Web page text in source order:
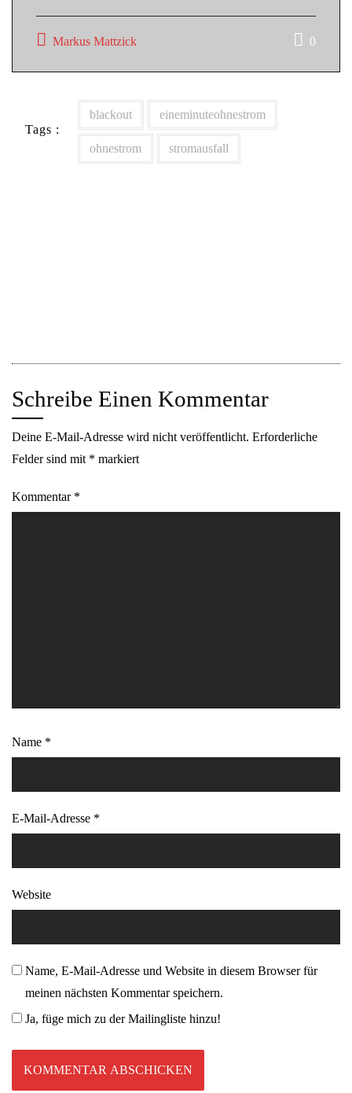
Markus Mattzick 0
Tags :
blackout eineminuteohnestrom
ohnestrom stromausfall
Schreibe Einen Kommentar
Deine E-Mail-Adresse wird nicht veröffentlicht. Erforderliche
Felder sind mit * markiert
Kommentar *
Name *
E-Mail-Adresse *
Website
Name, E-Mail-Adresse und Website in diesem Browser für
meinen nächsten Kommentar speichern.
Ja, füge mich zu der Mailingliste hinzu!